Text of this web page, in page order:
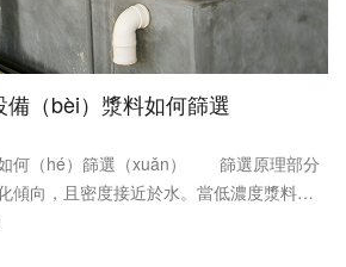
（bèi）漿料如何篩選
何（hé）篩選（xuǎn） 篩選原理部分
傾向，且密度接近於水。當低濃度漿料在
）旋轉時，纖維本身隨流動方向而排列，